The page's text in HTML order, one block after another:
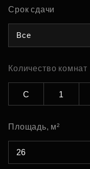
Срок сдачи
Все
Количество комнат
С 1
Площадь, м²